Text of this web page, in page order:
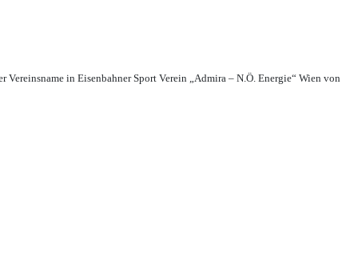
Vereinsname in Eisenbahner Sport Verein „Admira – N.Ö. Energie“ Wien von